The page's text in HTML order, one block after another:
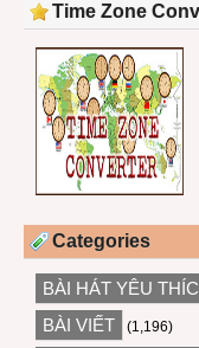
Time Zone
Categories
BÀI HÁT YÊU
BÀI VIẾT (1,196)